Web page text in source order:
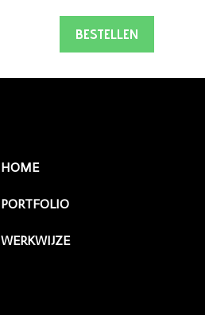
BESTELLEN
HOME
PORTFOLIO
WERKWIJZE